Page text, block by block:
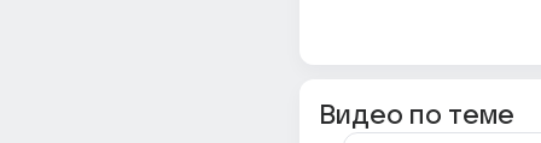
Видео по теме